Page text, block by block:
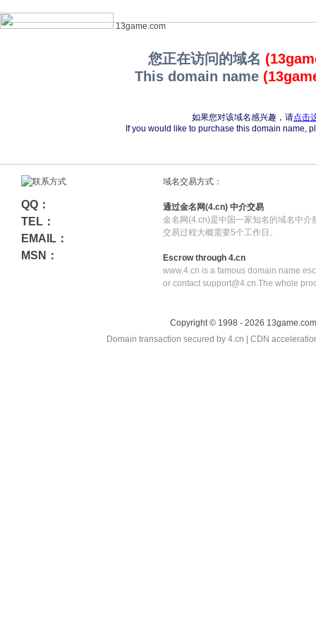
13game.com
您正在访问的域名
This domain name
如果您对该域名感兴趣，请点击
If you would like to purchase this domain name,
QQ：
TEL：
EMAIL：
MSN：
域名交易方式：
通过金名网(4.cn) 中介交易
金名网(4.cn)是中国一家知名的域名中介
交易过程大概需要5个工作日。
Escrow through 4.cn
www.4.cn is a famous domain name
or contact support@4.cn.The whole
Copyright © 1998 - 2026
Domain transaction secured by 4.cn | CDN